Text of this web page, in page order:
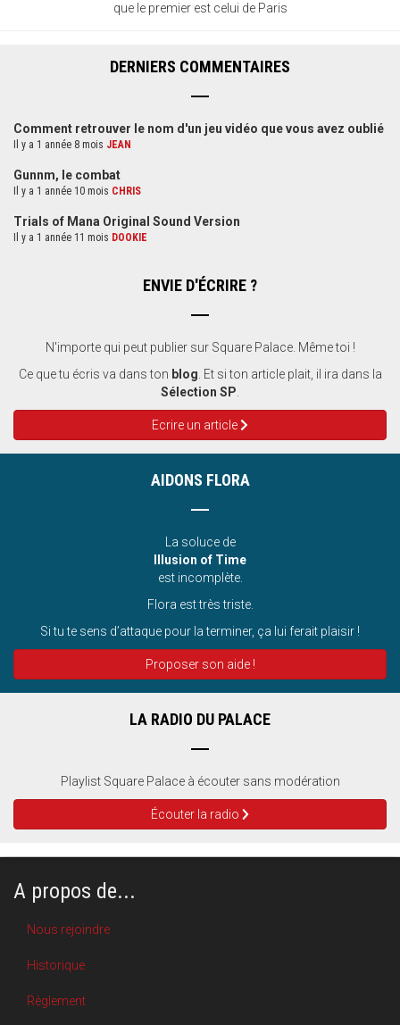
que le premier est celui de Paris
DERNIERS COMMENTAIRES
Comment retrouver le nom d'un jeu vidéo que vous avez oublié
Il y a 1 année 8 mois JEAN
Gunnm, le combat
Il y a 1 année 10 mois CHRIS
Trials of Mana Original Sound Version
Il y a 1 année 11 mois DOOKIE
ENVIE D'ÉCRIRE ?
N'importe qui peut publier sur Square Palace. Même toi !
Ce que tu écris va dans ton blog . Et si ton article plait, il ira dans la
Sélection SP
Ecrire un article
AIDONS FLORA
La soluce de
Illusion of Time
est incomplète.
Flora est très triste.
Si tu te sens d’attaque pour la terminer, ça lui ferait plaisir !
Proposer son aide !
LA RADIO DU PALACE
Playlist Square Palace à écouter sans modération
Écouter la radio
A propos de...
Nous rejoindre
Historique
Règlement